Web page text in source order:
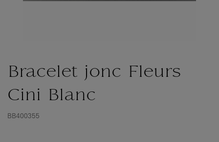
Bracelet jonc Fleurs
Cini Blanc
BB400355